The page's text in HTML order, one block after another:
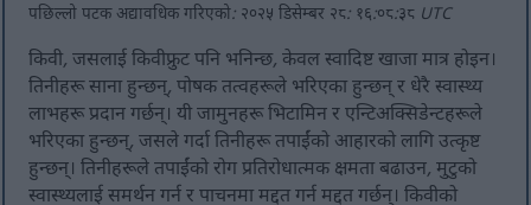
पछिल्लो पटक अद्यावधिक गरिएको: २०२५ डिसेम्बर २८: १६:०८:३८ UTC
किवी, जसलाई किवीफ्रुट पनि भनिन्छ, केवल स्वादिष्ट खाजा मात्र होइन।
तिनीहरू साना हुन्छन्, पोषक तत्वहरूले भरिएका हुन्छन् र धेरै स्वास्थ्य
लाभहरू प्रदान गर्छन्। यी जामुनहरू भिटामिन र एन्टिअक्सिडेन्टहरूले
भरिएका हुन्छन्, जसले गर्दा तिनीहरू तपाईंको आहारको लागि उत्कृष्ट
हुन्छन्। तिनीहरूले तपाईंको रोग प्रतिरोधात्मक क्षमता बढाउन, मुटुको
स्वास्थ्यलाई समर्थन गर्न र पाचनमा मद्दत गर्न मद्दत गर्छन्। किवीको